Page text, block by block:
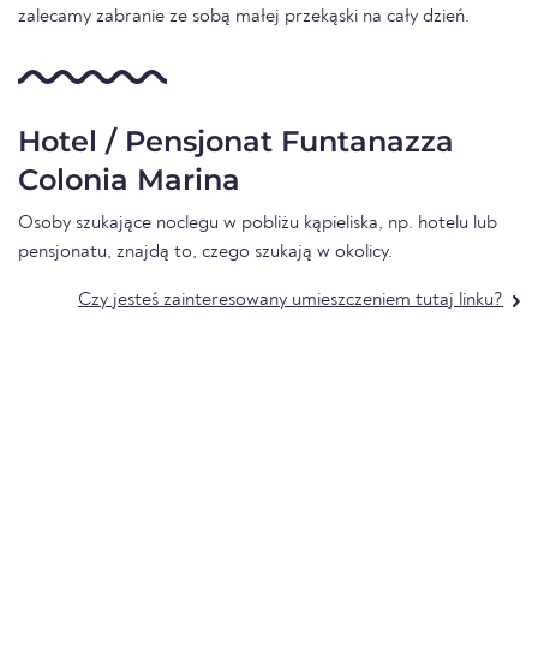
zalecamy zabranie ze sobą małej przekąski na cały dzień.
Hotel / Pensjonat Funtanazza
Colonia Marina
Osoby szukające noclegu w pobliżu kąpieliska, np. hotelu lub
pensjonatu, znajdą to, czego szukają w okolicy.
Czy jesteś zainteresowany umieszczeniem tutaj linku?